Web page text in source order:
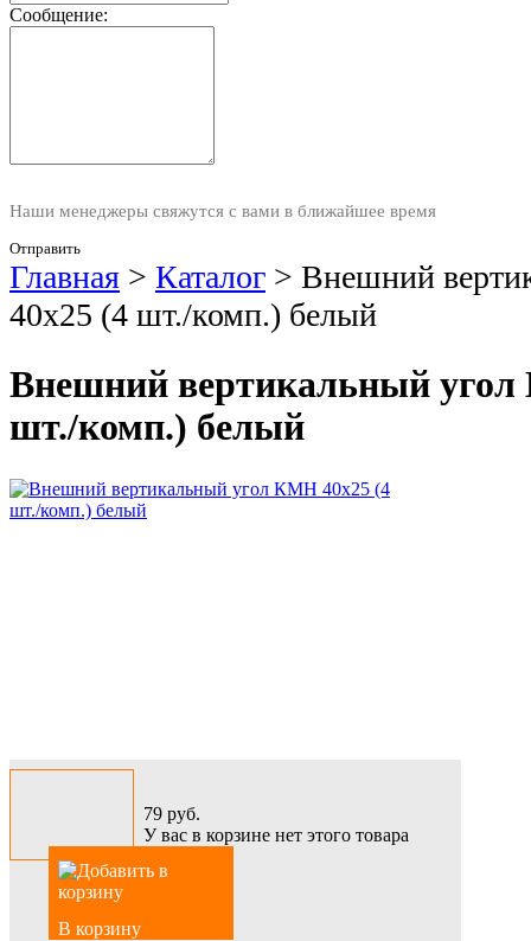
Сообщение:
Наши менеджеры свяжутся с вами в ближайшее время
Отправить
Главная > Каталог > Внешний
40х25 (4 шт./комп.) белый
Внешний вертикальный
шт./комп.) белый
79 руб.
У вас в корзине нет этого товара
В корзину